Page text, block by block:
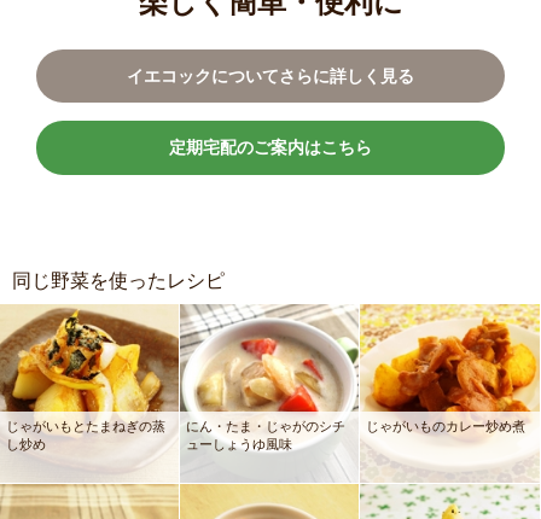
イエコックについてさらに詳しく見る
定期宅配のご案内はこちら
同じ野菜を使ったレシピ
じゃがいもとたまねぎの蒸
し炒め
にん・たま・じゃがのシチ
ューしょうゆ風味
じゃがいものカレー炒め煮